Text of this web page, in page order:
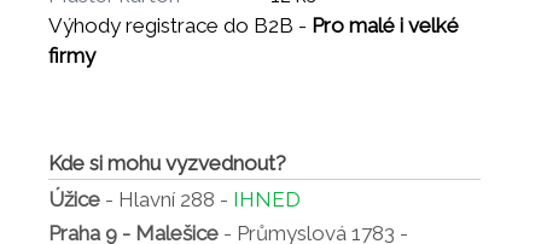
Výhody registrace do B2B - Pro malé i velké
firmy
Kde si mohu vyzvednout?
Úžice - Hlavní 288 - IHNED
Praha 9 - Malešice - Průmyslová 1783 -